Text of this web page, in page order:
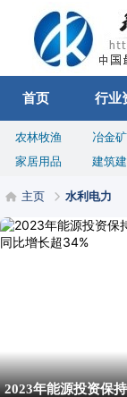
首页 行业
农林牧渔 冶金
家居用品
建筑
主页 水利电力
2023年能源投资保